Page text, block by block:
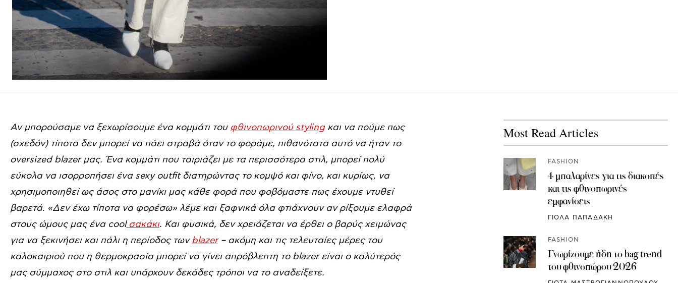
Αν μπορούσαμε να ξεχωρίσουμε ένα κομμάτι του φθινοπωρινού stylingκαι να πούμε πως
(σχεδόν) τίποτα δεν μπορεί να πάει στραβά όταν το φοράμε, πιθανότατα αυτό να ήταν το
oversized blazer μας. Ένα κομμάτι που ταιριάζει με τα περισσότερα στιλ, μπορεί πολύ
εύκολα να ισορροπήσει ένα sexy outfit διατηρώντας το κομψό και φίνο, και κυρίως, να
χρησιμοποιηθεί ως άσος στο μανίκι μας κάθε φορά που φοβόμαστε πως έχουμε ντυθεί
βαρετά. «Δεν έχω τίποτα να φορέσω» λέμε και ξαφνικά όλα φτιάχνουν αν ρίξουμε ελαφρά
στους ώμους μας ένα coolσακάκι. Και φυσικά, δεν χρειάζεται να έρθει ο βαρύς χειμώνας
για να ξεκινήσει και πάλι η περίοδος τωνblazer– ακόμη και τις τελευταίες μέρες του
καλοκαιριού που η θερμοκρασία μπορεί να γίνει απρόβλεπτη το blazer είναι ο καλύτερός
μας σύμμαχος στο στιλ και υπάρχουν δεκάδες τρόποι να το αναδείξετε.
Most Read Articles
FASHION
4 μπαλαρίνες για τις διακοπές
και τις φθινοπωρινές
εμφανίσεις
ΓΙΟΛΑ ΠΑΠΑΔΑΚΗ
FASHION
Γνωρίζουμε ήδη το bag trend
του φθινοπώρου 2026